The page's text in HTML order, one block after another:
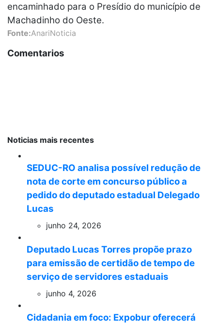
encaminhado para o Presídio do município de
Machadinho do Oeste.
Fonte:AnariNoticia
Comentarios
Noticias mais recentes
SEDUC-RO analisa possível redução de
nota de corte em concurso público a
pedido do deputado estadual Delegado
Lucas
junho 24, 2026
Deputado Lucas Torres propõe prazo
para emissão de certidão de tempo de
serviço de servidores estaduais
junho 4, 2026
Cidadania em foco: Expobur oferecerá